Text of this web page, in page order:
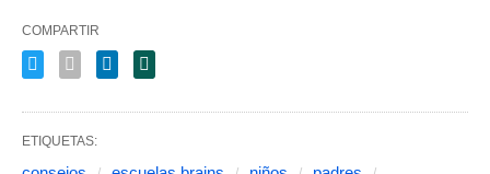
COMPARTIR
ETIQUETAS: